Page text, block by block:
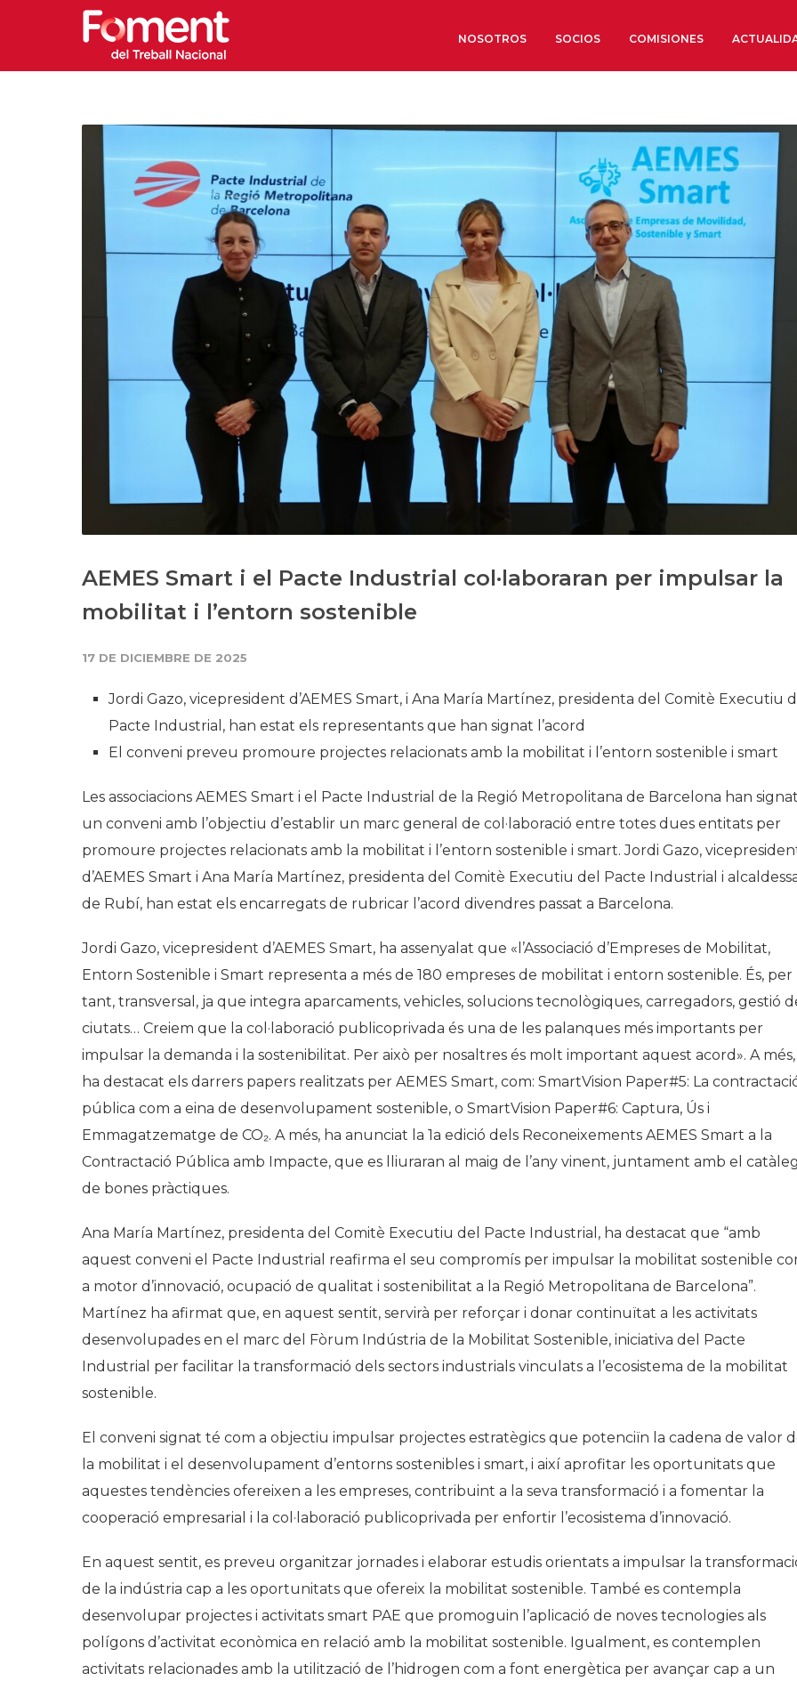
NOSOTROS
Órganos de Gobierno
Órganos Consultivos
Estructura Ejecutiva
Institut d’Estudis Estratègics
Organizaciones sectoriales
Sociedad Barcelonesa de
Económicos y Sociales
Organizaciones territoriales
Conoce más
Historia
Galería de Presidentes
Biblioteca Archivo
Sede Social
SOCIOS COMISIONES
AEMES Smart i el Pacte Industrial col·laboraran per impulsar la
mobilitat i l’entorn sostenible
17 DE DICIEMBRE DE 2025
Jordi Gazo, vicepresident d’AEMES Smart, i Ana María Martínez, presidenta del Comitè Executiu
Pacte Industrial, han estat els representants que han signat l’acord
El conveni preveu promoure projectes relacionats amb la mobilitat i l’entorn sostenible i smart
Les associacions AEMES Smart i el Pacte Industrial de la Regió Metropolitana de Barcelona han signat
un conveni amb l’objectiu d’establir un marc general de col·laboració entre totes dues entitats per
promoure projectes relacionats amb la mobilitat i l’entorn sostenible i smart. Jordi Gazo,
d’AEMES Smart i Ana María Martínez, presidenta del Comitè Executiu del Pacte Industrial i
de Rubí, han estat els encarregats de rubricar l’acord divendres passat a Barcelona.
Jordi Gazo, vicepresident d’AEMES Smart, ha assenyalat que «l’Associació d’Empreses de Mobilitat,
Entorn Sostenible i Smart representa a més de 180 empreses de mobilitat i entorn sostenible. És, per
tant, transversal, ja que integra aparcaments, vehicles, solucions tecnològiques, carregadors, gestió
ciutats… Creiem que la col·laboració publicoprivada és una de les palanques més importants per
impulsar la demanda i la sostenibilitat. Per això per nosaltres és molt important aquest acord». A més,
ha destacat els darrers papers realitzats per AEMES Smart, com: SmartVision Paper#5: La
pública com a eina de desenvolupament sostenible, o SmartVision Paper#6: Captura, Ús i
Emmagatzematge de CO₂. A més, ha anunciat la 1a edició dels Reconeixements AEMES Smart a la
Contractació Pública amb Impacte, que es lliuraran al maig de l’any vinent, juntament amb el catàleg
de bones pràctiques.
Ana María Martínez, presidenta del Comitè Executiu del Pacte Industrial, ha destacat que “amb
aquest conveni el Pacte Industrial reafirma el seu compromís per impulsar la mobilitat sostenible
a motor d’innovació, ocupació de qualitat i sostenibilitat a la Regió Metropolitana de Barcelona”.
Martínez ha afirmat que, en aquest sentit, servirà per reforçar i donar continuïtat a les activitats
desenvolupades en el marc del Fòrum Indústria de la Mobilitat Sostenible, iniciativa del Pacte
Industrial per facilitar la transformació dels sectors industrials vinculats a l’ecosistema de la mobilitat
sostenible.
El conveni signat té com a objectiu impulsar projectes estratègics que potenciïn la cadena de valor
la mobilitat i el desenvolupament d’entorns sostenibles i smart, i així aprofitar les oportunitats que
aquestes tendències ofereixen a les empreses, contribuint a la seva transformació i a fomentar la
cooperació empresarial i la col·laboració publicoprivada per enfortir l’ecosistema d’innovació.
En aquest sentit, es preveu organitzar jornades i elaborar estudis orientats a impulsar la
de la indústria cap a les oportunitats que ofereix la mobilitat sostenible. També es contempla
desenvolupar projectes i activitats smart PAE que promoguin l’aplicació de noves tecnologies als
polígons d’activitat econòmica en relació amb la mobilitat sostenible. Igualment, es contemplen
activitats relacionades amb la utilització de l’hidrogen com a font energètica per avançar cap a un